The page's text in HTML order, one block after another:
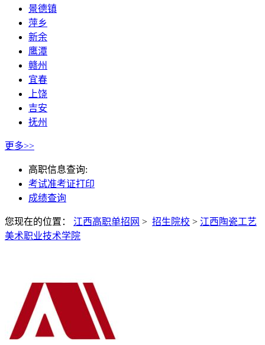
景德镇
萍乡
新余
鹰潭
赣州
宜春
上饶
吉安
抚州
更多>>
高职信息查询:
考试准考证打印
成绩查询
您现在的位置： 江西高职单招网 > 招生院校 > 江西陶瓷工艺
美术职业技术学院